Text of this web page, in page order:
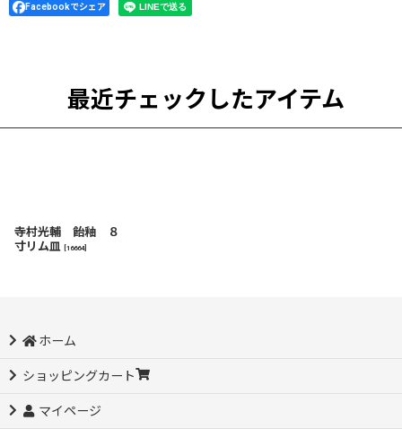
Facebookでシェア
最近チェックしたアイテム
寺村光輔 飴釉 ８
寸リム皿
16664]
ホーム
ショッピングカート
マイページ